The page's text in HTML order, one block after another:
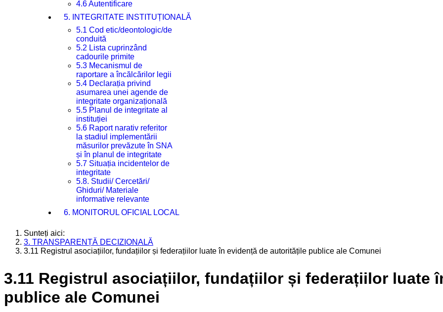
4.6 Autentificare
5. INTEGRITATE INSTITUȚIONALĂ
5.1 Cod etic/deontologic/de
conduită
5.2 Lista cuprinzând
cadourile primite
5.3 Mecanismul de
raportare a încălcărilor legii
5.4 Declarația privind
asumarea unei agende de
integritate organizațională
5.5 Planul de integritate al
instituției
5.6 Raport narativ referitor
la stadiul implementării
măsurilor prevăzute în SNA
și în planul de integritate
5.7 Situația incidentelor de
integritate
5.8. Studii/ Cercetări/
Ghiduri/ Materiale
informative relevante
6. MONITORUL OFICIAL LOCAL
Sunteți aici:
3. TRANSPARENȚĂ DECIZIONALĂ
3.11 Registrul asociațiilor, fundațiilor și federațiilor luate în evidență de autoritățile publice ale Comunei
3.11 Registrul asociațiilor, fundațiilor și federațiilor luate
publice ale Comunei